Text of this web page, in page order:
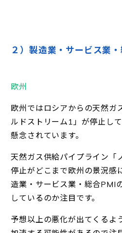
２）製造業・サービス業
欧州
欧州ではロシアからの天然ガ
ルドストリーム1」が停止し
懸念されています。
天然ガス供給パイプライン「
停止がどこまで欧州の景況感
造業・サービス業・総合PMI
しているのか注目です。
予想以上の悪化が出てくるよ